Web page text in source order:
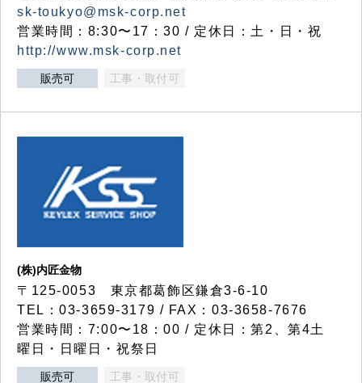
sk-toukyo@msk-corp.net
営業時間：8:30〜17：30 / 定休日：土・日・祝
http://www.msk-corp.net
販売可 工事・取付可
(株)内匠金物
〒125-0053 東京都葛飾区鎌倉3-6-10
TEL：03-3659-3179 / FAX：03-3658-7676
営業時間：7:00〜18：00 / 定休日：第2、第4土
曜日・日曜日・祝祭日
販売可 工事・取付可